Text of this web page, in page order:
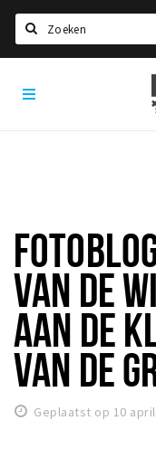
Home
Eten
Drinken
Slapen
Recreatief
Winkels
VAN DE
AAN DE
VAN DE
Geplaatst op 10